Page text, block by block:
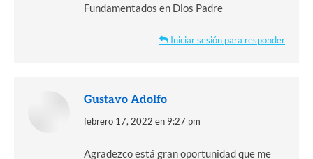
Fundamentados en Dios Padre
Iniciar sesión para responder
Gustavo Adolfo
dice:
febrero 17, 2022 en 9:27 pm
Agradezco está gran oportunidad que me